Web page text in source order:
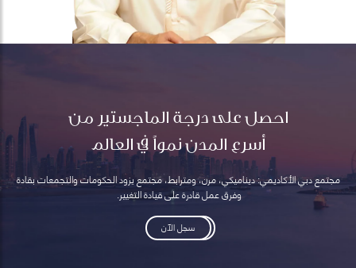
احصل على درجة الماجستير من
أسرع المدن نمواً في العالم
مجتمع دبي الأكاديمي: ديناميكي، مرن، ومترابط، مجتمع يزود الحكومات والتجمعات بقادة
وفرق عمل قادرة على قيادة التغيير.
سجل الآن